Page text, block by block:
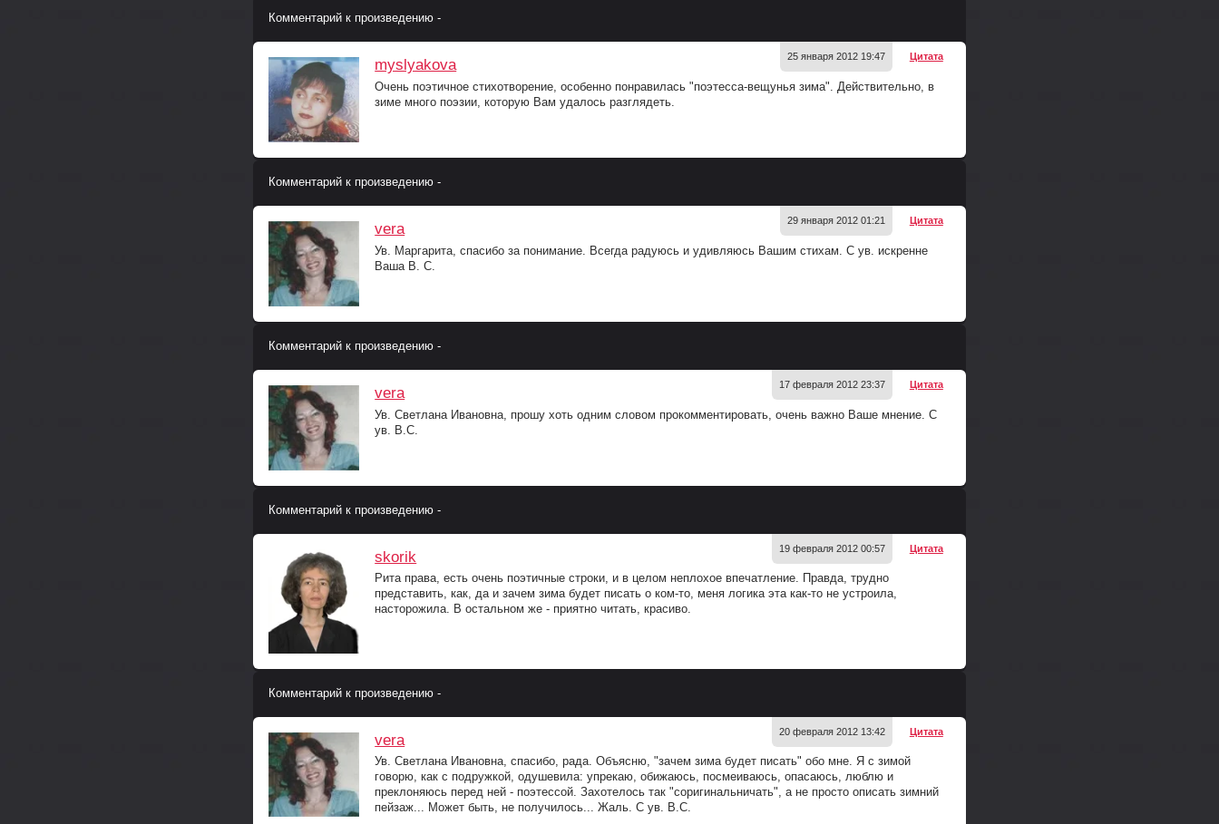
+
Комментарий к произведению -
Цитата
25 января 2012 19:47
myslyakova
Очень поэтичное стихотворение, особенно понравилась "поэтесса-вещунья зима". Действительно, в
зиме много поэзии, которую Вам удалось разглядеть.
+
Комментарий к произведению -
Цитата
29 января 2012 01:21
vera
Ув. Маргарита, спасибо за понимание. Всегда радуюсь и удивляюсь Вашим стихам. С ув. искренне
Ваша В. С.
+
Комментарий к произведению -
Цитата
17 февраля 2012 23:37
vera
Ув. Светлана Ивановна, прошу хоть одним словом прокомментировать, очень важно Ваше мнение. С
ув. В.С.
+
Комментарий к произведению -
Цитата
19 февраля 2012 00:57
skorik
Рита права, есть очень поэтичные строки, и в целом неплохое впечатление. Правда, трудно
представить, как, да и зачем зима будет писать о ком-то, меня логика эта как-то не устроила,
насторожила. В остальном же - приятно читать, красиво.
+
Комментарий к произведению -
Цитата
20 февраля 2012 13:42
vera
Ув. Светлана Ивановна, спасибо, рада. Объясню, "зачем зима будет писать" обо мне. Я с зимой
говорю, как с подружкой, одушевила: упрекаю, обижаюсь, посмеиваюсь, опасаюсь, люблю и
преклоняюсь перед ней - поэтессой. Захотелось так "соригинальничать", а не просто описать зимний
пейзаж... Может быть, не получилось... Жаль. С ув. В.С.